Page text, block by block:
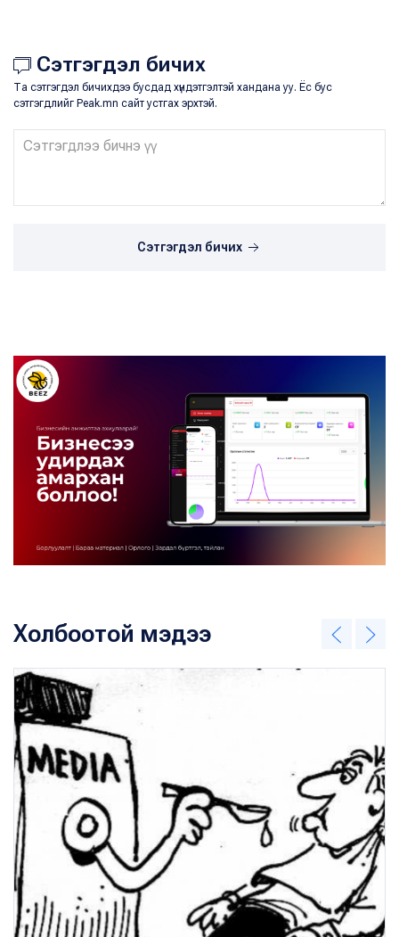
Сэтгэгдэл бичих
Та сэтгэгдэл бичихдээ бусдад хүндэтгэлтэй хандана уу. Ёс бус
сэтгэгдлийг Peak.mn сайт устгах эрхтэй.
Сэтгэгдэл бичих
Холбоотой мэдээ